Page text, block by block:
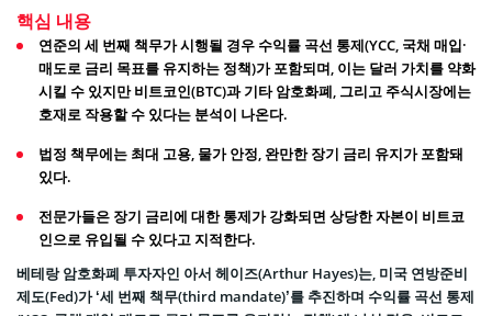
핵심 내용
연준의 세 번째 책무가 시행될 경우 수익률 곡선 통제(YCC, 국채 매입·
매도로 금리 목표를 유지하는 정책)가 포함되며, 이는 달러 가치를 약화
시킬 수 있지만 비트코인(BTC)과 기타 암호화폐, 그리고 주식시장에는
호재로 작용할 수 있다는 분석이 나온다.
법정 책무에는 최대 고용, 물가 안정, 완만한 장기 금리 유지가 포함돼
있다.
전문가들은 장기 금리에 대한 통제가 강화되면 상당한 자본이 비트코
인으로 유입될 수 있다고 지적한다.
베테랑 암호화폐 투자자인 아서 헤이즈(Arthur Hayes)는, 미국 연방준비
제도(Fed)가 ‘세 번째 책무(third mandate)’를 추진하며 수익률 곡선 통제